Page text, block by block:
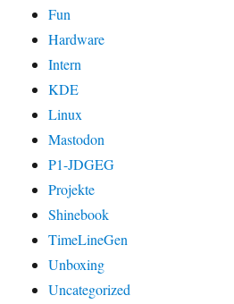
Fun
Hardware
Intern
KDE
Linux
Mastodon
P1-JDGEG
Projekte
Shinebook
TimeLineGen
Unboxing
Uncategorized